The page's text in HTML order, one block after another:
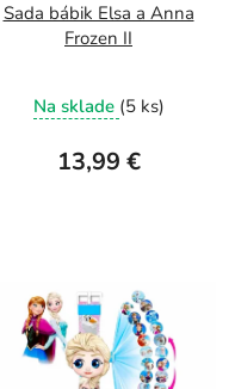
Sada bábik Elsa a Anna
Frozen II
Na sklade (5 ks)
13,99 €